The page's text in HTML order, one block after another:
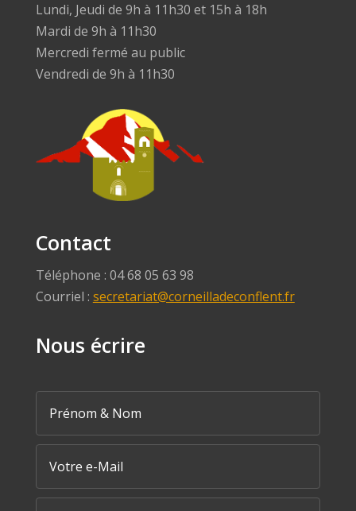
Lundi, Jeudi de 9h à 11h30 et 15h à 18h
Mardi de 9h à 11h30
Mercredi fermé au public
Vendredi de 9h à 11h30
Contact
Téléphone : 04 68 05 63 98
Courriel : secretariat@corneilladeconflent.fr
Nous écrire